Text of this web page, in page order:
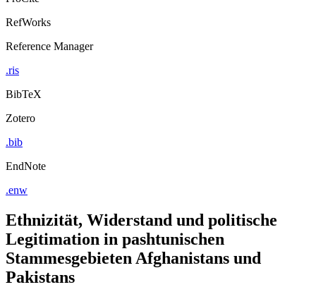
RefWorks
Reference Manager
.ris
BibTeX
Zotero
.bib
EndNote
.enw
Ethnizität, Widerstand und politische
Legitimation in pashtunischen
Stammesgebieten Afghanistans und
Pakistans